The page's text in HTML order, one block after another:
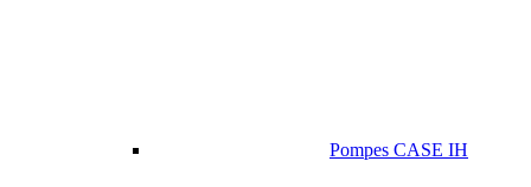
Pompes CASE IH